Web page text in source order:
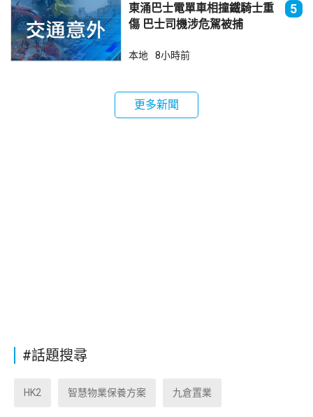
東涌巴士電單車相撞鐵騎士重
傷 巴士司機涉危駕被捕
5
本地 8小時前
更多新聞
#話題搜尋
HK2 智慧物業保養方案 九倉置業